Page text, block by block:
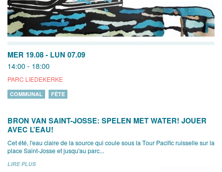
MER 19.08 - LUN 07.09
14:00 - 18:00
PARC LIEDEKERKE
COMMUNAL FÊTE
BRON VAN SAINT-JOSSE: SPELEN MET WATER! JOUER
AVEC L’EAU!
Cet été, l'eau claire de la source qui coule sous la Tour Pacific ruisselle sur la
place Saint-Josse et jusqu'au parc...
LIRE PLUS